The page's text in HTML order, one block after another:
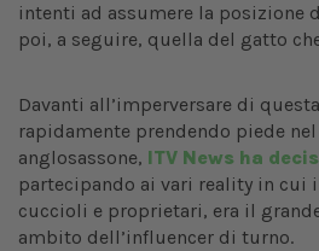
intenti ad assumere la posizione
poi, a seguire, quella del gatto
Davanti all’imperversare di
rapidamente prendendo piede
anglosassone, ITV News ha
partecipando ai vari reality in cui
cuccioli e proprietari, era il
ambito dell’influencer di turno.